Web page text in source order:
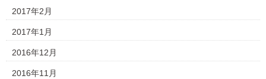
2017年2月
2017年1月
2016年12月
2016年11月